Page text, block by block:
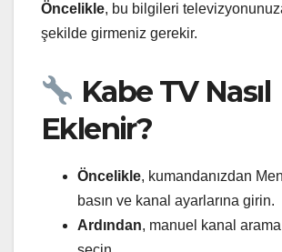
Öncelikle, bu bilgileri
şekilde girmeniz gerekir.
Kabe TV Nasıl
Eklenir?
Öncelikle, kumandanızdan
basın ve kanal ayarlarına girin.
Ardından, manuel kanal